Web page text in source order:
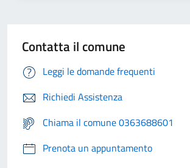
Contatta il comune
Leggi le domande frequenti
Richiedi Assistenza
Chiama il comune 0363688601
Prenota un appuntamento